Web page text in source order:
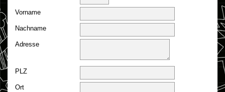
Vorname
Nachname
Adresse
PLZ
Ort